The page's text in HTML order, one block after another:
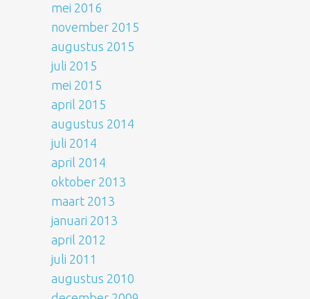
mei 2016
november 2015
augustus 2015
juli 2015
mei 2015
april 2015
augustus 2014
juli 2014
april 2014
oktober 2013
maart 2013
januari 2013
april 2012
juli 2011
augustus 2010